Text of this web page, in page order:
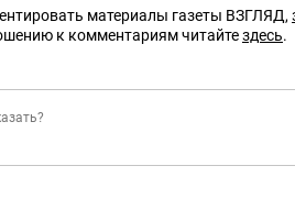
материалы газеты ВЗГЛЯД,
к комментариям читайтездесь.